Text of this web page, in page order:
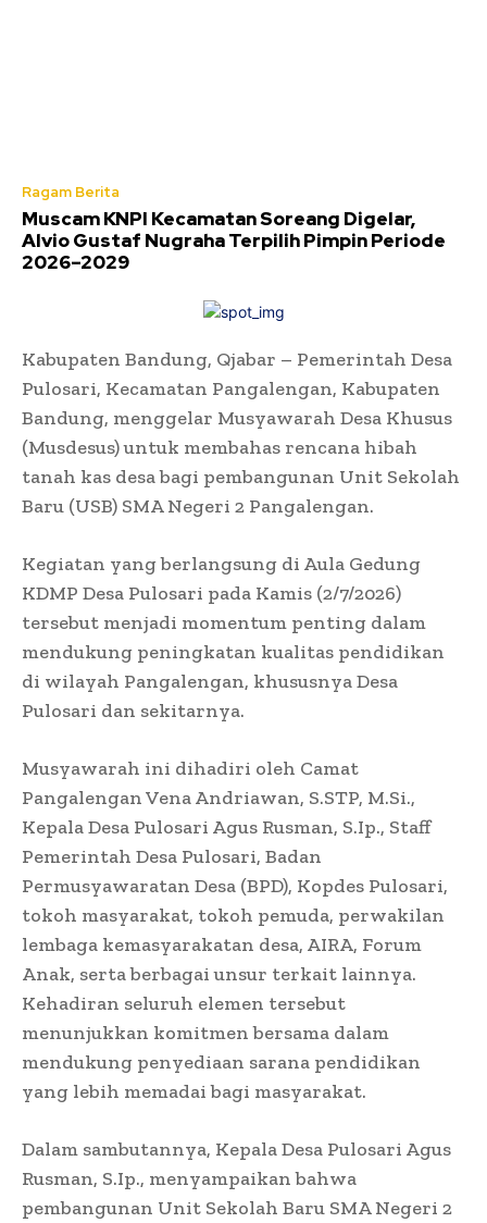
Ragam Berita
Muscam KNPI Kecamatan Soreang Digelar,
Alvio Gustaf Nugraha Terpilih Pimpin Periode
2026–2029
Kabupaten Bandung, Qjabar – Pemerintah Desa
Pulosari, Kecamatan Pangalengan, Kabupaten
Bandung, menggelar Musyawarah Desa Khusus
(Musdesus) untuk membahas rencana hibah
tanah kas desa bagi pembangunan Unit Sekolah
Baru (USB) SMA Negeri 2 Pangalengan.
Kegiatan yang berlangsung di Aula Gedung
KDMP Desa Pulosari pada Kamis (2/7/2026)
tersebut menjadi momentum penting dalam
mendukung peningkatan kualitas pendidikan
di wilayah Pangalengan, khususnya Desa
Pulosari dan sekitarnya.
Musyawarah ini dihadiri oleh Camat
Pangalengan Vena Andriawan, S.STP, M.Si.,
Kepala Desa Pulosari Agus Rusman, S.Ip., Staff
Pemerintah Desa Pulosari, Badan
Permusyawaratan Desa (BPD), Kopdes Pulosari,
tokoh masyarakat, tokoh pemuda, perwakilan
lembaga kemasyarakatan desa, AIRA, Forum
Anak, serta berbagai unsur terkait lainnya.
Kehadiran seluruh elemen tersebut
menunjukkan komitmen bersama dalam
mendukung penyediaan sarana pendidikan
yang lebih memadai bagi masyarakat.
Dalam sambutannya, Kepala Desa Pulosari Agus
Rusman, S.Ip., menyampaikan bahwa
pembangunan Unit Sekolah Baru SMA Negeri 2